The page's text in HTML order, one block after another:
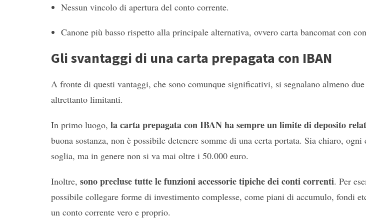
Nessun vincolo di apertura del conto corrente.
Canone più basso rispetto alla principale alternativa, ovvero carta bancomat con
Gli svantaggi di una carta prepagata con IBAN
A fronte di questi vantaggi, che sono comunque significativi, si segnalano almeno
altrettanto limitanti.
In primo luogo, la carta prepagata con IBAN ha sempre un limite di deposito
buona sostanza, non è possibile detenere somme di una certa portata. Sia chiaro, ogni
soglia, ma in genere non si va mai oltre i 50.000 euro.
Inoltre, sono precluse tutte le funzioni accessorie tipiche dei conti correnti. Per
possibile collegare forme di investimento complesse, come piani di accumulo, fondi
un conto corrente vero e proprio.